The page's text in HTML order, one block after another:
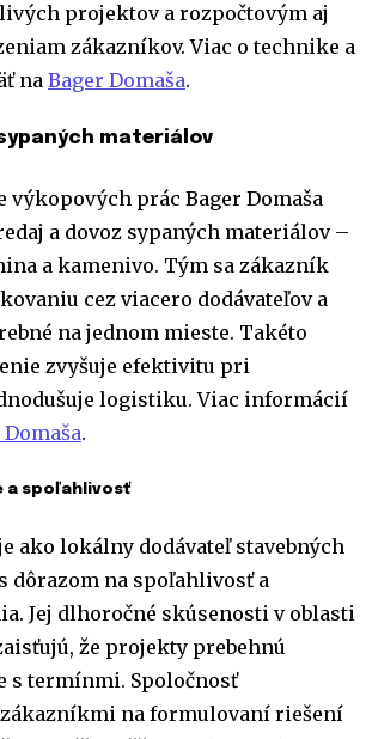
projektov a rozpočtovým aj
zákazníkov. Viac o technike a
na Bager Domaša.
materiálov
výkopových prác Bager Domaša
a dovoz sypaných materiálov –
a kamenivo. Tým sa zákazník
cez viacero dodávateľov a
na jednom mieste. Takéto
zvyšuje efektivitu pri
logistiku. Viac informácií
.
a spoľahlivosť
ako lokálny dodávateľ stavebných
dôrazom na spoľahlivosť a
Jej dlhoročné skúsenosti v oblasti
že projekty prebehnú
s termínmi. Spoločnosť
na formulovaní riešení